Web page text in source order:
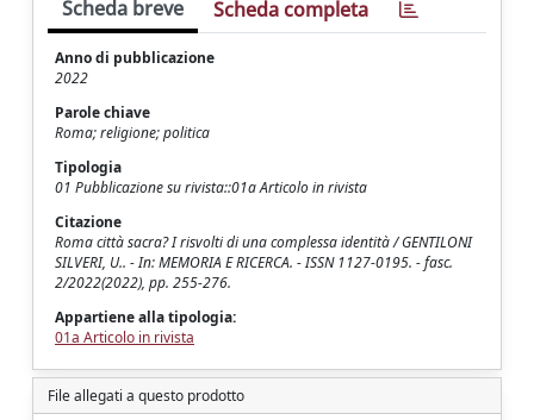
Scheda breve Scheda completa
Anno di pubblicazione
2022
Parole chiave
Roma; religione; politica
Tipologia
01 Pubblicazione su rivista::01a Articolo in rivista
Citazione
Roma città sacra? I risvolti di una complessa identità / GENTILONI
SILVERI, U.. - In: MEMORIA E RICERCA. - ISSN 1127-0195. - fasc.
2/2022(2022), pp. 255-276.
Appartiene alla tipologia:
01a Articolo in rivista
File allegati a questo prodotto